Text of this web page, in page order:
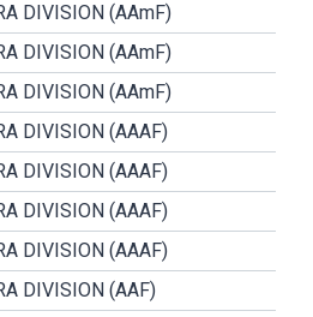
DIVISION (AAmF)
DIVISION (AAmF)
DIVISION (AAmF)
DIVISION (AAAF)
DIVISION (AAAF)
DIVISION (AAAF)
DIVISION (AAAF)
DIVISION (AAF)